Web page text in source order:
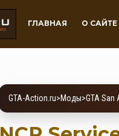
ГЛАВНАЯ О САЙТЕ
GTA-Action.ru>Моды>GTA San